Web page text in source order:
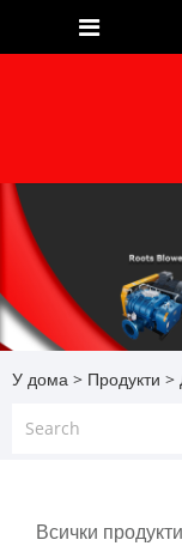
У дома > Продукти >
Всички продукти